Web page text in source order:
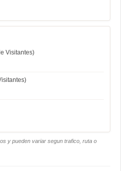
Visitantes)
y pueden variar segun trafico, ruta o